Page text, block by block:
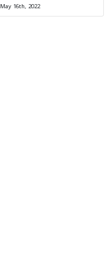
May 16th, 2022